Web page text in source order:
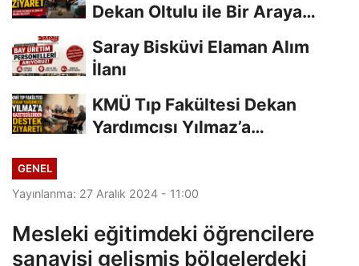
Dekan Oltulu ile Bir Araya
Saray Bisküvi Elaman Alım
İlanı
KMÜ Tıp Fakültesi Dekan
Yardımcısı Yılmaz’a
GENEL
Yayınlanma: 27 Aralık 2024 - 11:00
Mesleki eğitimdeki öğrencilere
sanayisi gelişmiş bölgelerdeki